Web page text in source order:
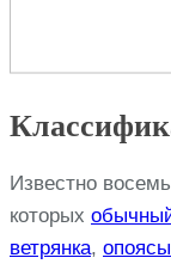
Известно
которых
ветрянка,